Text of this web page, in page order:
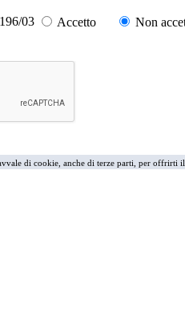
03 Accetto Non
di cookie, anche di terze parti, per